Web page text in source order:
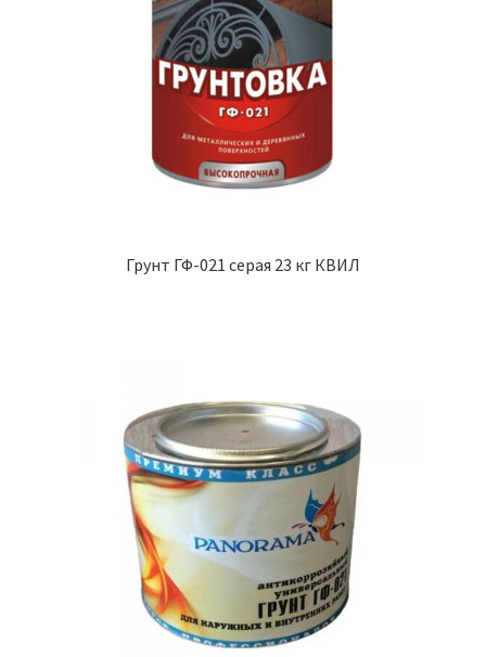
Грунт ГФ-021 серая 23 кг КВИЛ